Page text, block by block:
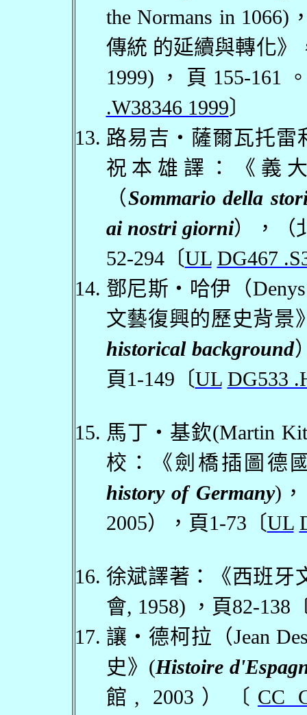
the Normans in 1066)
傳統 的延續與轉化》
1999) ，頁 155-161
.W38346 1999〕
路易吉・薩爾瓦托雷
祝本雄譯：《義
（Sommario della
ai nostri giorni），（
52-294〔UL DG467
鄧尼斯・哈伊（
文藝復興的歷史背景
historical background
頁1-149 〔UL DG533
馬丁・基欽(Martin
校：《劍橋插圖德
history of Germany)
2005），頁1-73 〔UL
徐斌譯著：《西班牙
會, 1958) ，頁82-138
讓・德柯拉（Jean
史》 (Histoire
館 , 2003 ）〔 CC